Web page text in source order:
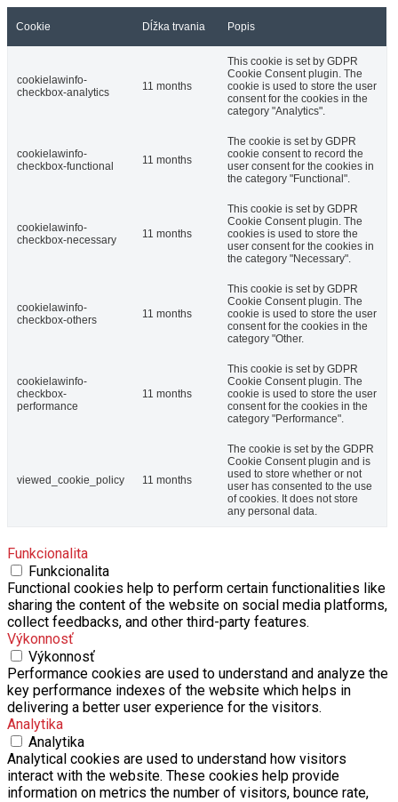
Cookie Dĺžka trvania Popis
cookielawinfo-
checkbox-analytics
11 months
This cookie is set by GDPR
Cookie Consent plugin. The
cookie is used to store the user
consent for the cookies in the
category "Analytics".
cookielawinfo-
checkbox-functional
11 months
The cookie is set by GDPR
cookie consent to record the
user consent for the cookies in
the category "Functional".
cookielawinfo-
checkbox-necessary
11 months
This cookie is set by GDPR
Cookie Consent plugin. The
cookies is used to store the
user consent for the cookies in
the category "Necessary".
cookielawinfo-
checkbox-others
11 months
This cookie is set by GDPR
Cookie Consent plugin. The
cookie is used to store the user
consent for the cookies in the
category "Other.
cookielawinfo-
checkbox-
performance
11 months
This cookie is set by GDPR
Cookie Consent plugin. The
cookie is used to store the user
consent for the cookies in the
category "Performance".
viewed_cookie_policy 11 months
The cookie is set by the GDPR
Cookie Consent plugin and is
used to store whether or not
user has consented to the use
of cookies. It does not store
any personal data.
Funkcionalita
Funkcionalita
Functional cookies help to perform certain functionalities like
sharing the content of the website on social media platforms,
collect feedbacks, and other third-party features.
Výkonnosť
Výkonnosť
Performance cookies are used to understand and analyze the
key performance indexes of the website which helps in
delivering a better user experience for the visitors.
Analytika
Analytika
Analytical cookies are used to understand how visitors
interact with the website. These cookies help provide
information on metrics the number of visitors, bounce rate,